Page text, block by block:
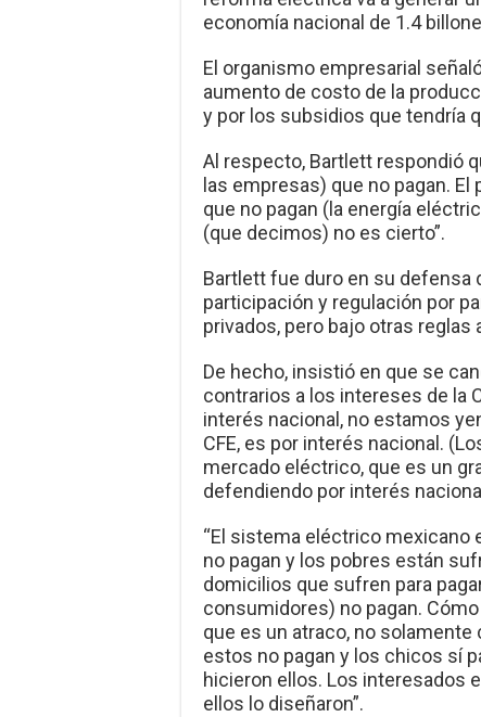
economía nacional de 1.4
El organismo empresarial
aumento de costo de la
y por los subsidios que tendría
Al respecto, Bartlett respondió
las empresas) que no pagan.
que no pagan (la energía
(que decimos) no es cierto”.
Bartlett fue duro en su defensa
participación y regulación por
privados, pero bajo otras reglas
De hecho, insistió en que se
contrarios a los intereses de la
interés nacional, no estamos
CFE, es por interés nacional.
mercado eléctrico, que es un
defendiendo por interés
“El sistema eléctrico mexicano
no pagan y los pobres están
domicilios que sufren para
consumidores) no pagan.
que es un atraco, no solamente
estos no pagan y los chicos sí
hicieron ellos. Los interesados
ellos lo diseñaron”.